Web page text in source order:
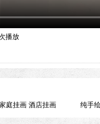
播放
庭挂画 酒店挂画
纯手